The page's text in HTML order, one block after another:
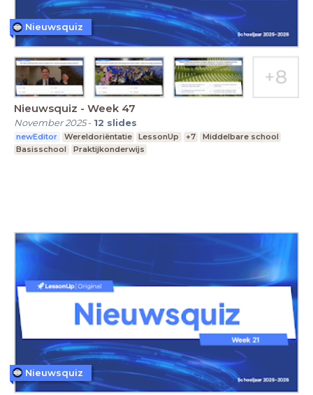
Nieuwsquiz - Week 47
November 2025- 12 slides
newEditor Wereldoriëntatie LessonUp +7
Middelbare school
Basisschool
Praktijkonderwijs
Nieuwsquiz
Nieuwsquiz